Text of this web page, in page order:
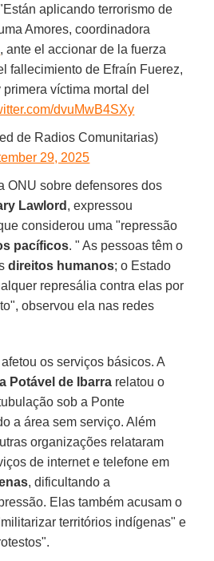
"Están aplicando terrorismo de
Amores, coordinadora
, ante el accionar de la fuerza
fallecimiento de Efraín Fuerez,
víctima mortal del
dvuMwB4SXy
de Radios Comunitarias)
29, 2025
ONU sobre defensores dos
Lawlord , expressou
considerou uma "repressão
pacíficos. " As pessoas têm o
direitos humanos; o Estado
represália contra elas por
observou ela nas redes
os serviços básicos. A
Potável de Ibarra relatou o
sob a Ponte
a área sem serviço. Além
organizações relataram
de internet e telefone em
, dificultando a
Elas também acusam o
territórios indígenas" e